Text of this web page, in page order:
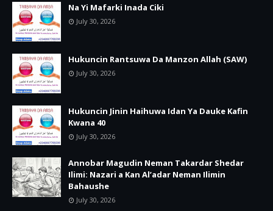
Na Yi Mafarki Inada Ciki
July 30, 2026
Hukuncin Rantsuwa Da Manzon Allah (SAW)
July 30, 2026
Hukuncin Jinin Haihuwa Idan Ya Dauke Kafin
Kwana 40
July 30, 2026
Annobar Magudin Neman Takardar Shedar
Ilimi: Nazari a Kan Al’adar Neman Ilimin
Bahaushe
July 30, 2026